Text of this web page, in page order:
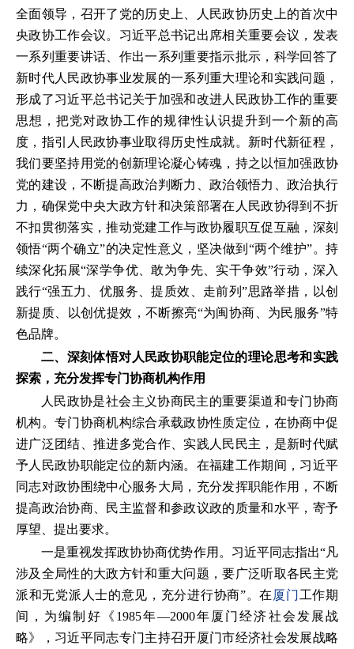
全面领导，召开了党的历史上、人民政协历史上的首次中
央政协工作会议。习近平总书记出席相关重要会议，发表
一系列重要讲话、作出一系列重要指示批示，科学回答了
新时代人民政协事业发展的一系列重大理论和实践问题，
形成了习近平总书记关于加强和改进人民政协工作的重要
思想，把党对政协工作的规律性认识提升到一个新的高
度，指引人民政协事业取得历史性成就。新时代新征程，
我们要坚持用党的创新理论凝心铸魂，持之以恒加强政协
党的建设，不断提高政治判断力、政治领悟力、政治执行
力，确保党中央大政方针和决策部署在人民政协得到不折
不扣贯彻落实，推动党建工作与政协履职互促互融，深刻
领悟“两个确立”的决定性意义，坚决做到“两个维护”。持
续深化拓展“深学争优、敢为争先、实干争效”行动，深入
践行“强五力、优服务、提质效、走前列”思路举措，以创
新提质、以创优提效，不断擦亮“为闽协商、为民服务”特
色品牌。
二、深刻体悟对人民政协职能定位的理论思考和实践
探索，充分发挥专门协商机构作用
人民政协是社会主义协商民主的重要渠道和专门协商
机构。专门协商机构综合承载政协性质定位，在协商中促
进广泛团结、推进多党合作、实践人民民主，是新时代赋
予人民政协职能定位的新内涵。在福建工作期间，习近平
同志对政协围绕中心服务大局，充分发挥职能作用，不断
提高政治协商、民主监督和参政议政的质量和水平，寄予
厚望、提出要求。
一是重视发挥政协协商优势作用。习近平同志指出“凡
涉及全局性的大政方针和重大问题，要广泛听取各民主党
派和无党派人士的意见，充分进行协商”。在 厦门 工作期
间，为编制好《1985年—2000年厦门经济社会发展战
略》，习近平同志专门主持召开厦门市经济社会发展战略